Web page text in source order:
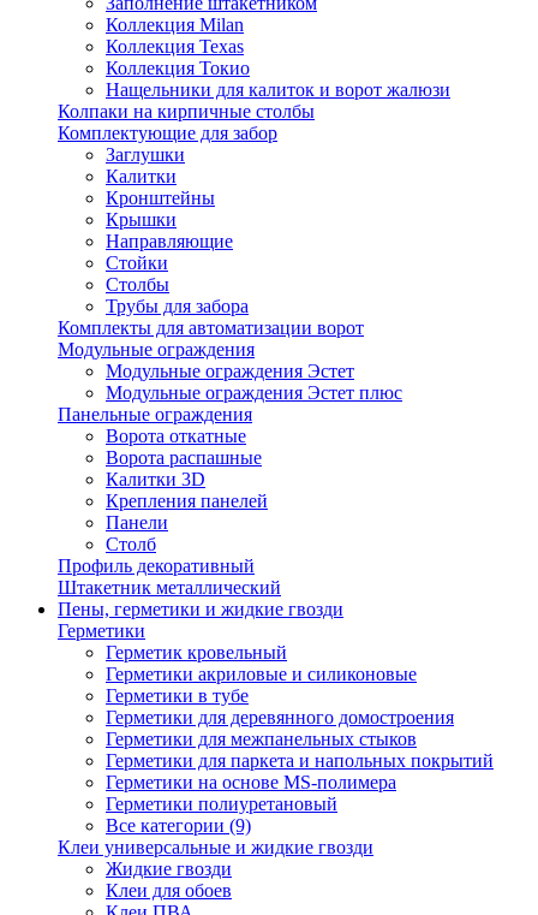
Коллекция Milan
Коллекция Texas
Коллекция Токио
Нащельники для калиток и ворот жалюзи
Колпаки на кирпичные столбы
Комплектующие для забор
Заглушки
Калитки
Кронштейны
Крышки
Направляющие
Стойки
Столбы
Трубы для забора
Комплекты для автоматизации ворот
Модульные ограждения
Модульные ограждения Эстет
Модульные ограждения Эстет плюс
Панельные ограждения
Ворота откатные
Ворота распашные
Калитки 3D
Крепления панелей
Панели
Столб
Профиль декоративный
Штакетник металлический
Пены, герметики и жидкие гвозди
Герметики
Герметик кровельный
Герметики акриловые и силиконовые
Герметики в тубе
Герметики для деревянного домостроения
Герметики для межпанельных стыков
Герметики для паркета и напольных покрытий
Герметики на основе MS-полимера
Герметики полиуретановый
Все категории (9)
Клеи универсальные и жидкие гвозди
Жидкие гвозди
Клеи для обоев